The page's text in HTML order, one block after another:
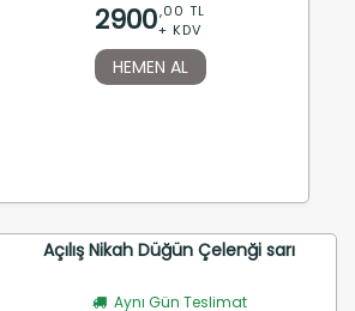
2900,00 TL
+ KDV
HEMEN AL
Açılış Nikah Düğün Çelenği sarı
Aynı Gün Teslimat